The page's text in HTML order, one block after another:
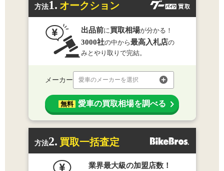
方法1. オークション
出品前に買取相場が分かる！
3000社の中から最高入札店の
みとやり取りで完結。
メーカー 愛車のメーカーを選択
無料 愛車の買取相場を調べる
方法2. 買取一括査定
業界最大級の加盟店数！